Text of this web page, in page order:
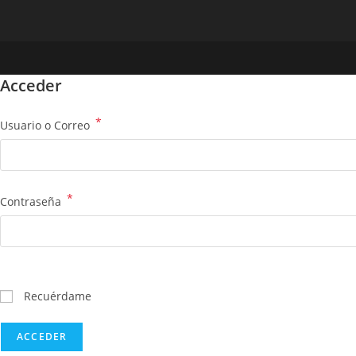
Acceder
Usuario o Correo *
Contraseña *
Recuérdame